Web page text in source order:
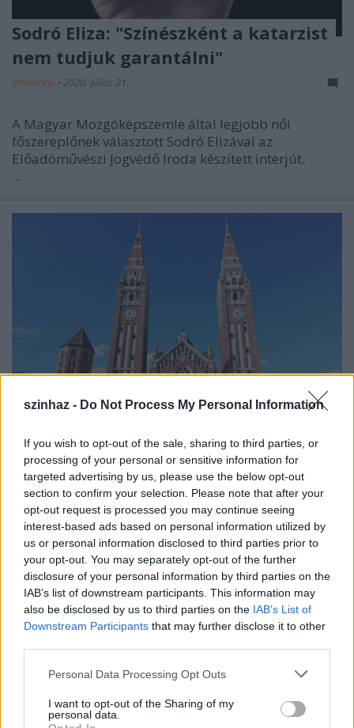
szinhaz - Do Not Process My Personal Information
If you wish to opt-out of the sale, sharing to third parties, or
processing of your personal or sensitive information for
targeted advertising by us, please use the below opt-out
section to confirm your selection. Please note that after your
opt-out request is processed you may continue seeing
interest-based ads based on personal information utilized by
us or personal information disclosed to third parties prior to
your opt-out. You may separately opt-out of the further
disclosure of your personal information by third parties on the
IAB’s list of downstream participants. This information may
also be disclosed by us to third parties on the IAB’s List of
Downstream Participants that may further disclose it to other
Please note that this website/app uses one or more Google
not limited to your visit or usage behaviour. You may click to
grant or deny consent to Google and its third-party tags to
Personal Data Processing Opt Outs
I want to opt-out of the Sharing of my
personal data.
Sodró Eliza: "Színészként a katarzist
nem tudjuk garantálni"
mtothorsi • 2020. július 21.
A Magyar Mozgóképszemle által legjobb női
főszereplőnek választott Sodró Elizával az
Előadóművészi Jogvédő Iroda készített interjút.
...
Épül a Dóm téri szabadtéri színpad
mtothorsi•2020. július 16.
Megkezdődött a Szegedi Szabadtéri Játékok Dóm
téri játszóhelyének építése. A fesztivál ikonikus
helyszínének számító téren elsőként ...